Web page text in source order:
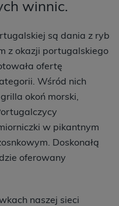
winnic.
są dania z ryb
z okazji portugalskiego
ofertę
Wśród nich
okoń morski,
w pikantnym
Doskonałą
oferowany
naszej sieci